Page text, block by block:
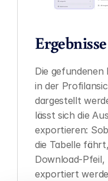
Die
in der
dargestellt
lässt sich die
exportieren:
die Tabelle
Download-Pfeil,
exportiert